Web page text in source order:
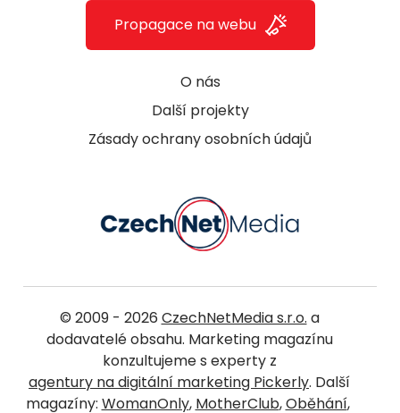
O nás
Další projekty
Zásady ochrany osobních údajů
Propagace na webu
© 2009 - 2026 CzechNetMedia s.r.o. a
dodavatelé obsahu. Marketing magazínu
konzultujeme s experty z
agentury na digitální marketing Pickerly. Další
magazíny: WomanOnly, MotherClub,Oběhání,